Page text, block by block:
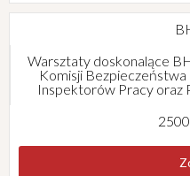
Warsztaty doskonalące
Komisji Bezpieczeństwa
Inspektorów Pracy oraz